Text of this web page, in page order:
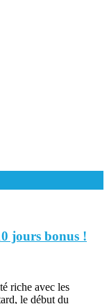
jours bonus !
riche avec les
le début du